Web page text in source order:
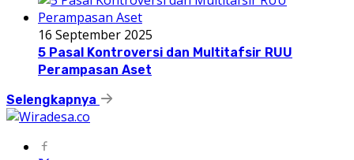
16 September 2025
5 Pasal Kontroversi dan Multitafsir RUU
Perampasan Aset
Selengkapnya